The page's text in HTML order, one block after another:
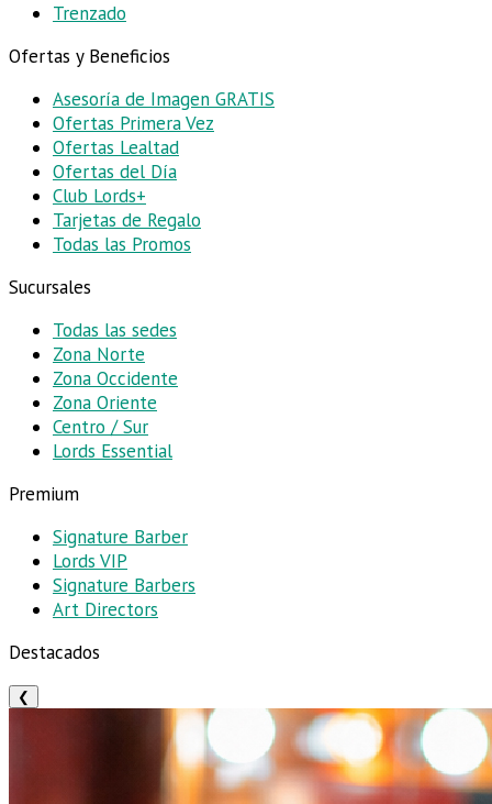
Trenzado
Ofertas y Beneficios
Asesoría de Imagen GRATIS
Ofertas Primera Vez
Ofertas Lealtad
Ofertas del Día
Club Lords+
Tarjetas de Regalo
Todas las Promos
Sucursales
Todas las sedes
Zona Norte
Zona Occidente
Zona Oriente
Centro / Sur
Lords Essential
Premium
Signature Barber
Lords VIP
Signature Barbers
Art Directors
Destacados
❮